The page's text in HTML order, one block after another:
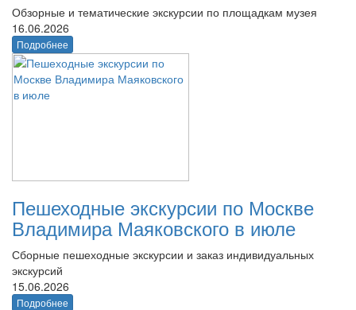
Обзорные и тематические экскурсии по площадкам музея
16.06.2026
Подробнее
Пешеходные экскурсии по Москве
Владимира Маяковского в июле
Сборные пешеходные экскурсии и заказ индивидуальных
экскурсий
15.06.2026
Подробнее